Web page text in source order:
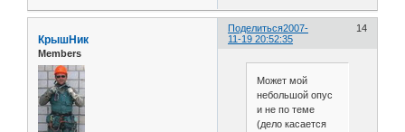
Поделиться 14
2007-
11-19 20:52:35
КрышНик
Members
Может мой
небольшой опус
и не по теме
(дело касается